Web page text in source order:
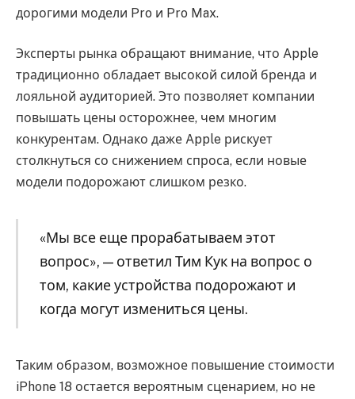
дорогими модели Pro и Pro Max.
Эксперты рынка обращают внимание, что Apple
традиционно обладает высокой силой бренда и
лояльной аудиторией. Это позволяет компании
повышать цены осторожнее, чем многим
конкурентам. Однако даже Apple рискует
столкнуться со снижением спроса, если новые
модели подорожают слишком резко.
«Мы все еще прорабатываем этот
вопрос», — ответил Тим Кук на вопрос о
том, какие устройства подорожают и
когда могут измениться цены.
Таким образом, возможное повышение стоимости
iPhone 18 остается вероятным сценарием, но не